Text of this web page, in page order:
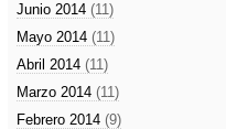
Junio 2014 (11)
Mayo 2014 (11)
Abril 2014 (11)
Marzo 2014 (11)
Febrero 2014 (9)